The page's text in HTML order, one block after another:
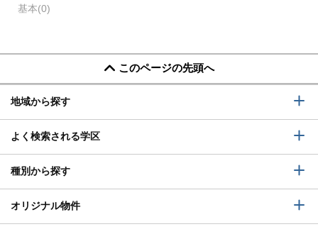
基本(0)
このページの先頭へ
地域から探す
よく検索される学区
種別から探す
オリジナル物件